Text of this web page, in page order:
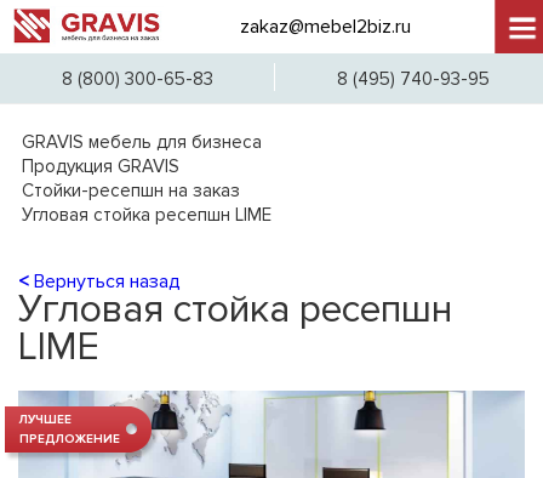
+7
zakaz@mebel2biz.ru
8 (800) 300-65-83 8 (495) 740-93-95
GRAVIS мебель для бизнеса
Продукция GRAVIS
Стойки-ресепшн на заказ
Угловая стойка ресепшн LIME
< Вернуться назад
Угловая стойка ресепшн
LIME
ЛУЧШЕЕ
ПРЕДЛОЖЕНИЕ